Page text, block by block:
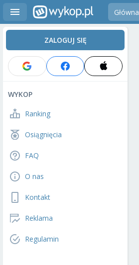
Główna
ZALOGUJ SIĘ
WYKOP
Ranking
Osiągnięcia
FAQ
O nas
Kontakt
Reklama
Regulamin